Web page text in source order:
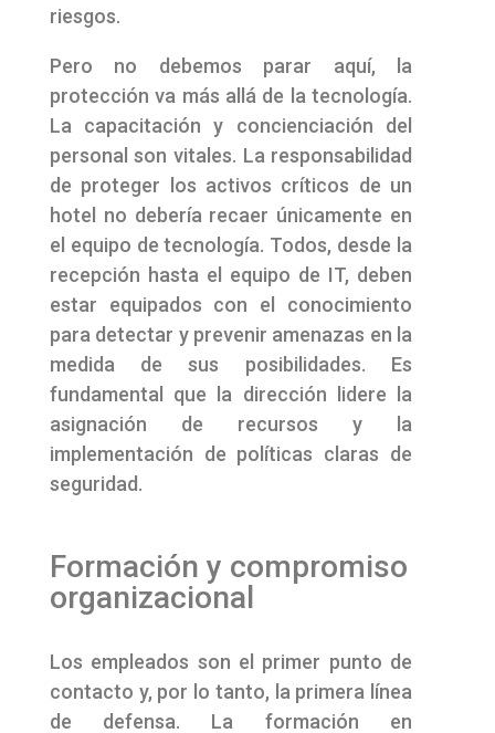
riesgos.
Pero no debemos parar aquí, la
protección va más allá de la tecnología.
La capacitación y concienciación del
personal son vitales. La responsabilidad
de proteger los activos críticos de un
hotel no debería recaer únicamente en
el equipo de tecnología. Todos, desde la
recepción hasta el equipo de IT, deben
estar equipados con el conocimiento
para detectar y prevenir amenazas en la
medida de sus posibilidades. Es
fundamental que la dirección lidere la
asignación de recursos y la
implementación de políticas claras de
seguridad.
Formación y compromiso
organizacional
Los empleados son el primer punto de
contacto y, por lo tanto, la primera línea
de defensa. La formación en